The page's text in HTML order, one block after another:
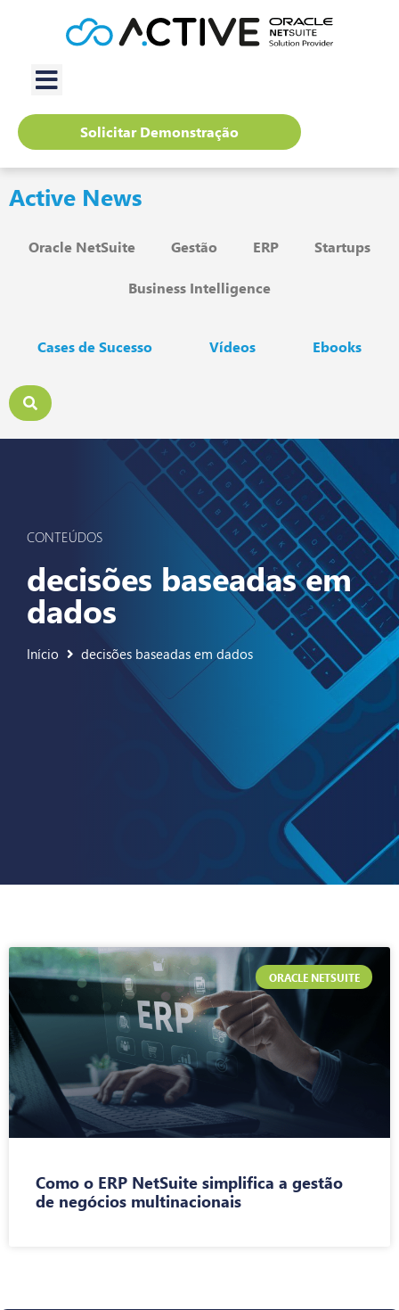
Solicitar Demonstração
Active News
Oracle NetSuite Gestão ERP Startups
Business Intelligence
Cases de Sucesso Vídeos Ebooks
CONTEÚDOS
decisões baseadas em
dados
Início decisões baseadas em dados
ORACLE NETSUITE
Como o ERP NetSuite simplifica a gestão
de negócios multinacionais